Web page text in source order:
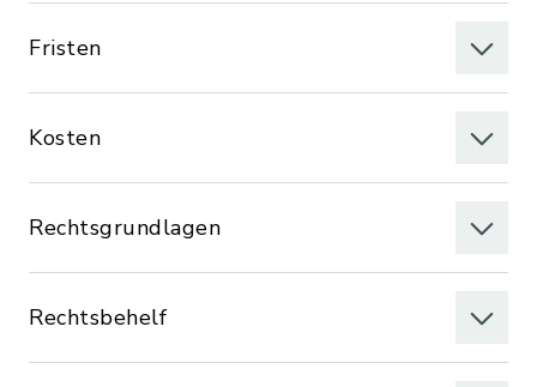
Fristen
Kosten
Rechtsgrundlagen
Rechtsbehelf